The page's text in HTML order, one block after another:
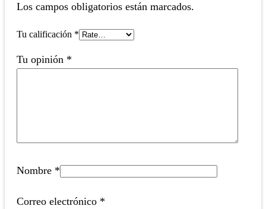
Los campos obligatorios están marcados.
Tu calificación *
Tu opinión *
Nombre *
Correo electrónico *